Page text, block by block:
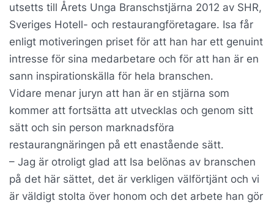
utsetts till Årets Unga Branschstjärna 2012 av SHR,
Sveriges Hotell- och restaurangföretagare. Isa får
enligt motiveringen priset för att han har ett genuint
intresse för sina medarbetare och för att han är en
sann inspirationskälla för hela branschen.
Vidare menar juryn att han är en stjärna som
kommer att fortsätta att utvecklas och genom sitt
sätt och sin person marknadsföra
restaurangnäringen på ett enastående sätt.
– Jag är otroligt glad att Isa belönas av branschen
på det här sättet, det är verkligen välförtjänt och vi
är väldigt stolta över honom och det arbete han gör